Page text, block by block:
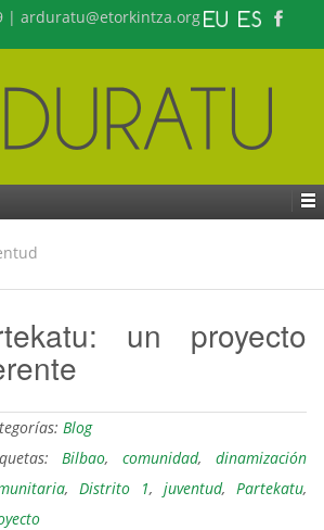
| arduratu@etorkintza.org
un proyecto
Blog
Bilbao, comunidad, dinamización
, Distrito 1, juventud, Partekatu,